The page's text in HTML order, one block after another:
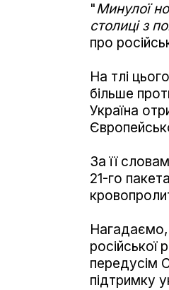
"Минулої
столиці з
про
На тлі
більше
Україна
За її
21-го
російської
передусім
підтримку